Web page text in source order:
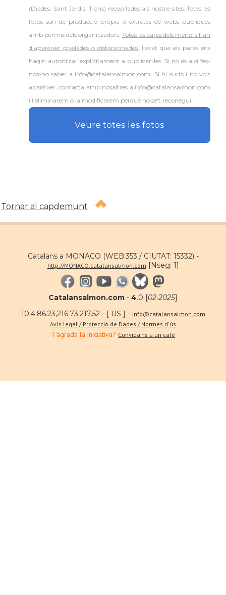
(Diades, Sant Jordis, Tions) recopilades als nostre sites. Totes les
fotos són de producció pròpia o extretes de webs públiques
amb permís dels organitzadors. Totes les cares dels menors han
d'aparèixer pixelades o distorsionades, llevat que els pares ens
hagin autoritzar explícitament a publicar-les. Si no és així fes-
nos-ho saber a info@catalansalmon.com. Si hi surts i no vols
aparèixer, contacta amb nosaltres a info@catalansalmon.com
i l'eliminarem o la modificarem perquè no se't reconegui.
Veure totes les fotos
Tornar al capdemunt
Catalans a MONACO (WEB:353 / CIUTAT: 15332) -
http://MONACO.catalansalmon.com [Nseg: 1]
Catalansalmon.com - 4.0 [02·2025]
10.4.86.23,216.73.217.52 - [ US ] - info@catalansalmon.com
Avís legal / Protecció de Dades / Normes d'ús
T'agrada la iniciativa? Convida'ns a un café